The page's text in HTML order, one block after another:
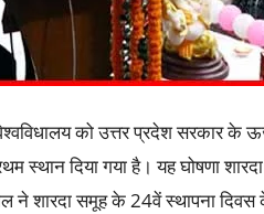
को उत्तर प्रदेश सरकार के
स्थान दिया गया है। यह घोषणा
ने शारदा समूह के 24वें स्थापना